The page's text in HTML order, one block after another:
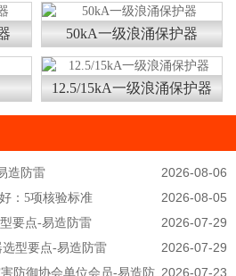
50kA一级浪涌保护器
12.5/15kA一级浪涌保护器
2026-08-06
造防雷
2026-08-05
：5项核验标准
2026-07-29
要点-易造防雷
2026-07-29
型要点-易造防雷
2026-07-23
防御协会单位会员-易造防